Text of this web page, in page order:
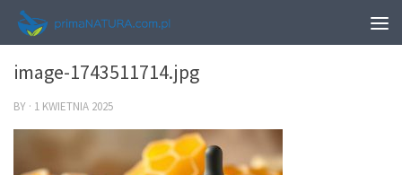
0
image-1743511714.jpg
BY · 1 KWIETNIA 2025